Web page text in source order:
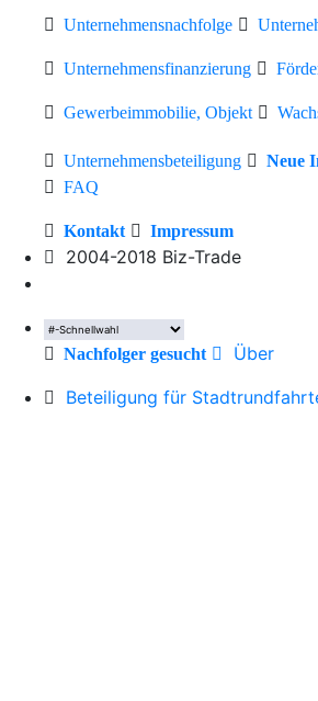
Unternehmensnachfolge
Unternehmensfinanzierung
Gewerbeimmobilie, Objekt
Unternehmensbeteiligung Neue
FAQ
Kontakt Impressum
2004-2018 Biz-Trade
Nachfolger gesucht
Über
Beteiligung für